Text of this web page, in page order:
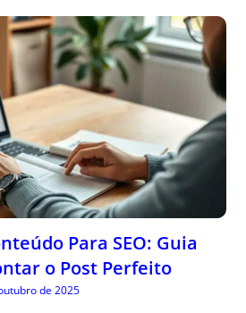
Para SEO: Guia
o Post Perfeito
de 2025